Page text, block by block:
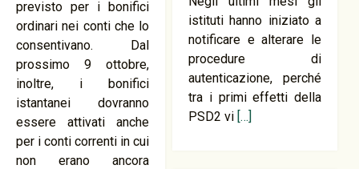
previsto per i bonifici
ordinari nei conti che lo
consentivano. Dal
prossimo 9 ottobre,
inoltre, i bonifici
istantanei dovranno
essere attivati anche
per i conti correnti in cui
non erano ancora
istituti hanno iniziato a
notificare e alterare le
procedure di
autenticazione, perché
tra i primi effetti della
PSD2 vi […]